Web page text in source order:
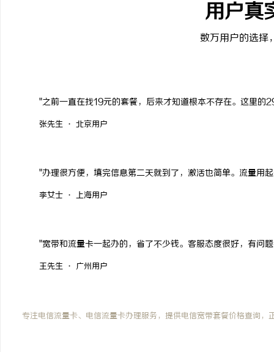
用户真
数万用户的选择
"之前一直在找19元的套餐，后来才知道根本不存在。这里
张先生 · 北京用户
"办理很方便，填完信息第二天就到了，激活也简单。流量用
李女士 · 上海用户
"宽带和流量卡一起办的，省了不少钱。客服态度很好，有问
王先生 · 广州用户
专注电信流量卡、电信流量卡办理服务，提供电信宽带套餐价格查询，